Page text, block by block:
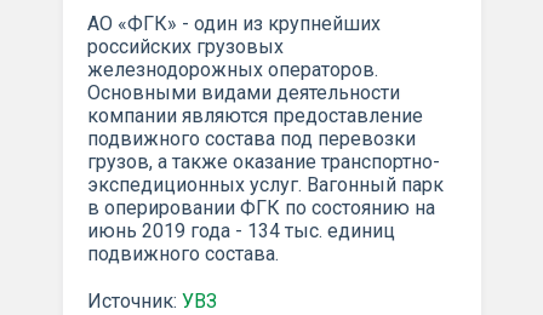
АО «ФГК» - один из крупнейших
российских грузовых
железнодорожных операторов.
Основными видами деятельности
компании являются предоставление
подвижного состава под перевозки
грузов, а также оказание транспортно-
экспедиционных услуг. Вагонный парк
в оперировании ФГК по состоянию на
июнь 2019 года - 134 тыс. единиц
подвижного состава.
Источник: УВЗ